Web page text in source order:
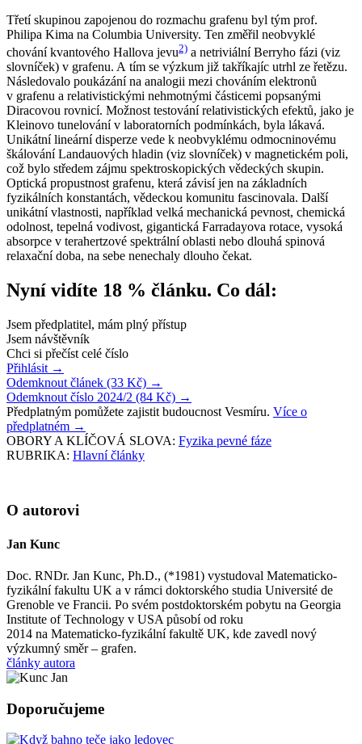
Třetí skupinou zapojenou do rozmachu grafenu byl tým prof.
Philipa Kima na Columbia University. Ten změřil neobvyklé
chování kvantového Hallova jevu2) a netriviální Berryho fázi (viz
slovníček) v grafenu. A tím se výzkum již takříkajíc utrhl ze řetězu.
Následovalo poukázání na analogii mezi chováním elektronů
v grafenu a relativistickými nehmotnými částicemi popsanými
Diracovou rovnicí. Možnost testování relativistických efektů, jako je
Kleinovo tunelování v laboratorních podmínkách, byla lákavá.
Unikátní lineární disperze vede k neobvyklému odmocninovému
škálování Landauových hladin (viz slovníček) v magnetickém poli,
což bylo středem zájmu spektroskopických vědeckých skupin.
Optická propustnost grafenu, která závisí jen na základních
fyzikálních konstantách, vědeckou komunitu fascinovala. Další
unikátní vlastnosti, například velká mechanická pevnost, chemická
odolnost, tepelná vodivost, gigantická Farradayova rotace, vysoká
absorpce v terahertzové spektrální oblasti nebo dlouhá spinová
relaxační doba, na sebe nenechaly dlouho čekat.
Nyní vidíte 18 % článku. Co dál:
Jsem předplatitel, mám plný přístup
Jsem návštěvník
Chci si přečíst celé číslo
Přihlásit →
Odemknout článek (33 Kč) →
Odemknout číslo 2024/2 (84 Kč) →
Předplatným pomůžete zajistit budoucnost Vesmíru. Více o
předplatném →
OBORY A KLÍČOVÁ SLOVA: Fyzika pevné fáze
RUBRIKA: Hlavní články
O autorovi
Jan Kunc
Doc. RNDr. Jan Kunc, Ph.D., (*1981) vystudoval Matematicko-
fyzikální fakultu UK a v rámci doktorského studia Université de
Grenoble ve Francii. Po svém postdoktorském pobytu na Georgia
Institute of Technology v USA působí od roku
2014 na Matematicko-fyzikální fakultě UK, kde zavedl nový
výzkumný směr – grafen.
články autora
Doporučujeme